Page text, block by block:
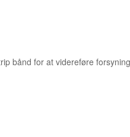
bånd for at videreføre